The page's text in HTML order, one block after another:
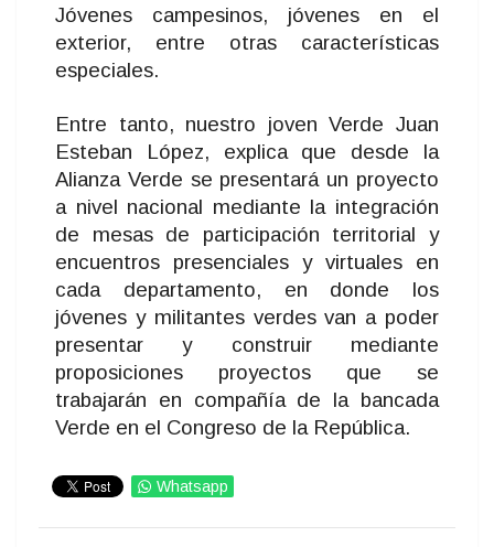
Jóvenes campesinos, jóvenes en el
exterior, entre otras características
especiales.
Entre tanto, nuestro joven Verde Juan
Esteban López, explica que desde la
Alianza Verde se presentará un proyecto
a nivel nacional mediante la integración
de mesas de participación territorial y
encuentros presenciales y virtuales en
cada departamento, en donde los
jóvenes y militantes verdes van a poder
presentar y construir mediante
proposiciones proyectos que se
trabajarán en compañía de la bancada
Verde en el Congreso de la República.
Whatsapp